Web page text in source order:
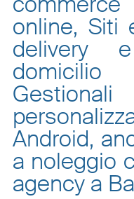
online, Siti
delivery
domicilio
Android,
a noleggio
agency a